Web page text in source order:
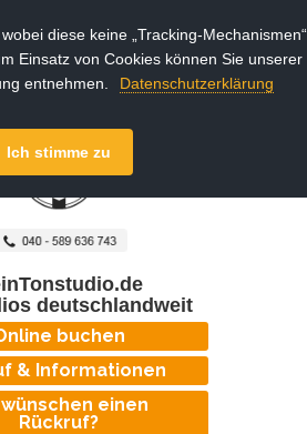
diese keine „Tracking-Mechanismen“
Einsatz von Cookies können Sie unserer
entnehmen.
Datenschutzerklärung
Ich stimme zu
deutschlandweit
buchen
& Informationen
einen
Rückruf?